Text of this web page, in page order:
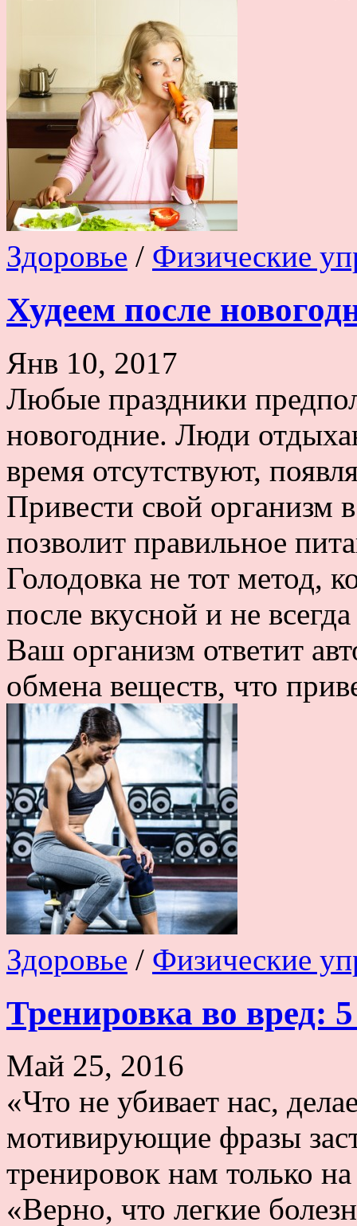
Здоровье / Физические
Худеем после
Янв 10, 2017
Любые праздники
новогодние. Люди
время отсутствуют,
Привести свой организм
позволит правильное
Голодовка не тот метод,
после вкусной и не
Ваш организм ответит
обмена веществ, что
Здоровье / Физические
Тренировка во вред:
Май 25, 2016
«Что не убивает нас,
мотивирующие фразы
тренировок нам только
«Верно, что легкие